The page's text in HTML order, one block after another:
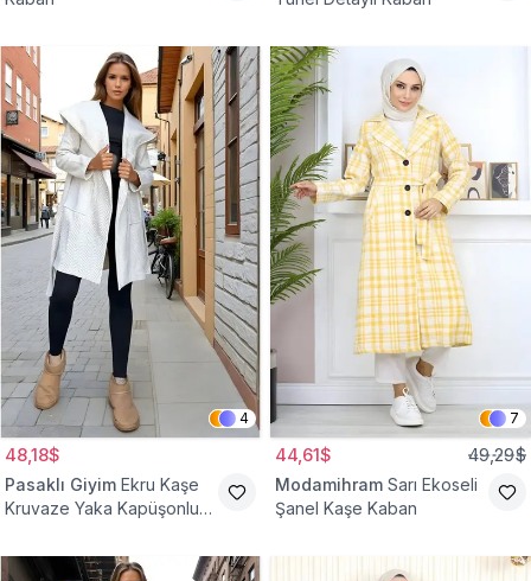
4
48,18$
Pasaklı Giyim Ekru Kaşe
Kruvaze Yaka Kapüşonlu
7
44,61$ 49,29$
Modamihram Sarı Ekoseli
Şanel Kaşe Kaban